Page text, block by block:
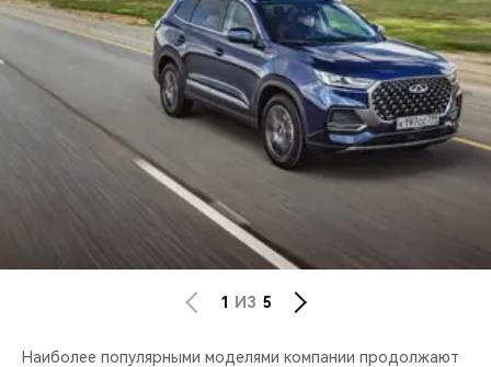
CHERY ДЛЯ ДЕТЕЙ
1 ИЗ 5
Наиболее популярными моделями компании продолжают